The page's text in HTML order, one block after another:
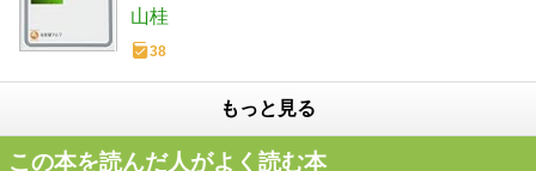
山桂
38
もっと見る
この本を読んだ人がよく読む本